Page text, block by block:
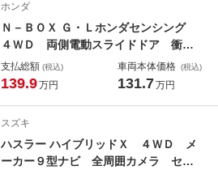
巻きステアリング シートリフター
ホンダ
Ｎ－ＢＯＸ Ｇ・Ｌホンダセンシング
４ＷＤ 両側電動スライドドア 衝突
軽減 ナビゲーション バックカメ
ラ レーダークルーズ ＥＴＣ Ｂｌ
ライト レーンキープアシスト
支払総額 (税込)
139.9万円
車両本体価格 (税込)
131.7万円
スズキ
ハスラー ハイブリッドＸ ４ＷＤ メ
ーカー９型ナビ 全周囲カメラ セー